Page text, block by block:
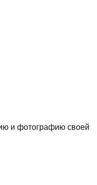
и фотографию своей